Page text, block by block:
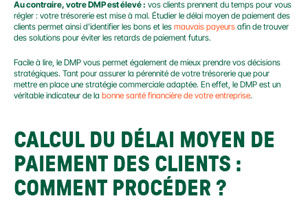
Au contraire, votre DMP est élevé : vos clients prennent du temps pour vous
régler : votre trésorerie est mise à mal. Étudier le délai moyen de paiement des
clients permet ainsi d’identifier les bons et les mauvais payeurs afin de trouver
des solutions pour éviter les retards de paiement futurs.
Facile à lire, le DMP vous permet également de mieux prendre vos décisions
stratégiques. Tant pour assurer la pérennité de votre trésorerie que pour
mettre en place une stratégie commerciale adaptée. En effet, le DMP est un
véritable indicateur de la bonne santé financière de votre entreprise.
CALCUL DU DÉLAI MOYEN DE
PAIEMENT DES CLIENTS :
COMMENT PROCÉDER ?